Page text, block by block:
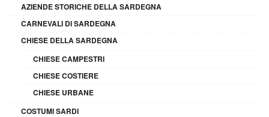
AZIENDE STORICHE DELLA SARDEGNA
CARNEVALI DI SARDEGNA
CHIESE DELLA SARDEGNA
CHIESE CAMPESTRI
CHIESE COSTIERE
CHIESE URBANE
COSTUMI SARDI